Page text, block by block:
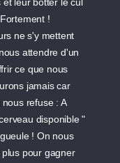
!
ne s'y mettent
attendre d'un
ce que nous
jamais car
refuse : A
disponible "
! On nous
pour gagner